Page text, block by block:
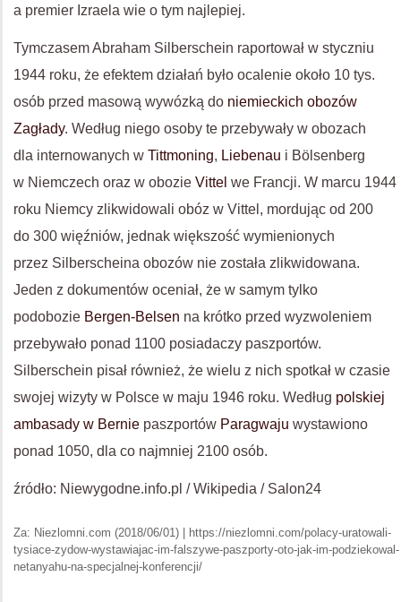
a premier Izraela wie o tym najlepiej.
Tymczasem Abraham Silberschein raportował w styczniu
1944 roku, że efektem działań było ocalenie około 10 tys.
osób przed masową wywózką do niemieckich obozów
Zagłady. Według niego osoby te przebywały w obozach
dla internowanych w Tittmoning, Liebenau i Bölsenberg
w Niemczech oraz w obozie Vittel we Francji. W marcu 1944
roku Niemcy zlikwidowali obóz w Vittel, mordując od 200
do 300 więźniów, jednak większość wymienionych
przez Silberscheina obozów nie została zlikwidowana.
Jeden z dokumentów oceniał, że w samym tylko
podobozie Bergen-Belsen na krótko przed wyzwoleniem
przebywało ponad 1100 posiadaczy paszportów.
Silberschein pisał również, że wielu z nich spotkał w czasie
swojej wizyty w Polsce w maju 1946 roku. Według polskiej
ambasady w Bernie paszportów Paragwaju wystawiono
ponad 1050, dla co najmniej 2100 osób.
źródło: Niewygodne.info.pl / Wikipedia / Salon24
Za: Niezlomni.com (2018/06/01) | https://niezlomni.com/polacy-uratowali-
tysiace-zydow-wystawiajac-im-falszywe-paszporty-oto-jak-im-podziekowal-
netanyahu-na-specjalnej-konferencji/